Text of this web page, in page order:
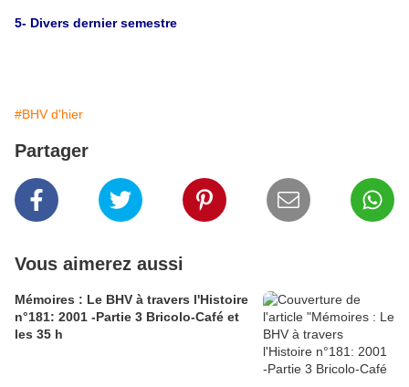
5- Divers dernier semestre
#BHV d'hier
Partager
Vous aimerez aussi
Mémoires : Le BHV à travers l'Histoire
n°181: 2001 -Partie 3 Bricolo-Café et
les 35 h